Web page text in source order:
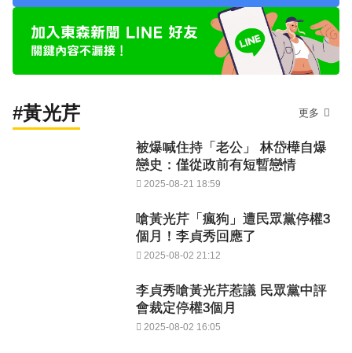
#黃光芹 更多
被爆喊住持「老公」 林岱樺自爆
戀史：僅從政前有短暫戀情
2025-08-21 18:59
嗆黃光芹「瘋狗」遭民眾黨停權3
個月！李貞秀回應了
2025-08-02 21:12
李貞秀嗆黃光芹惹議 民眾黨中評
會裁定停權3個月
2025-08-02 16:05